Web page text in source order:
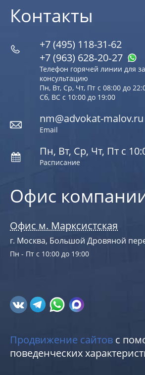
Офис
Офис м. Марксистская
г. Москва, Большой Дровяной
Пн - Пт с 10:00 до 19:00
Контакты
+7 (495) 118-31-62
+7 (963) 628‑20‑27
Телефон горячей линии для
консультацию
Пн, Вт, Ср, Чт, Пт с 08:00 до
Сб, ВС с 10:00 до 19:00
nm@advokat-malov.ru
Email
Пн, Вт, Ср, Чт, Пт с
Расписание
Продвижение сайтов с
поведенческих